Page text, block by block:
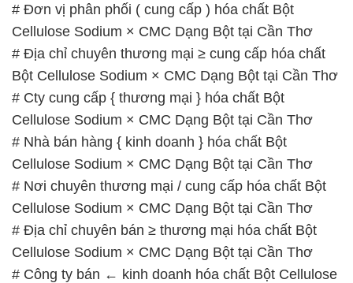
# Đơn vị phân phối ( cung cấp ) hóa chất Bột
Cellulose Sodium × CMC Dạng Bột tại Cần Thơ
# Địa chỉ chuyên thương mại ≥ cung cấp hóa chất
Bột Cellulose Sodium × CMC Dạng Bột tại Cần Thơ
# Cty cung cấp { thương mại } hóa chất Bột
Cellulose Sodium × CMC Dạng Bột tại Cần Thơ
# Nhà bán hàng { kinh doanh } hóa chất Bột
Cellulose Sodium × CMC Dạng Bột tại Cần Thơ
# Nơi chuyên thương mại / cung cấp hóa chất Bột
Cellulose Sodium × CMC Dạng Bột tại Cần Thơ
# Địa chỉ chuyên bán ≥ thương mại hóa chất Bột
Cellulose Sodium × CMC Dạng Bột tại Cần Thơ
# Công ty bán ← kinh doanh hóa chất Bột Cellulose